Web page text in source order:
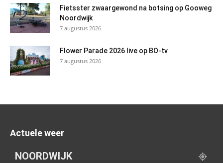
Fietsster zwaargewond na botsing op Gooweg
Noordwijk
7 augustus 2026
Flower Parade 2026 live op BO-tv
7 augustus 2026
Actuele weer
NOORDWIJK